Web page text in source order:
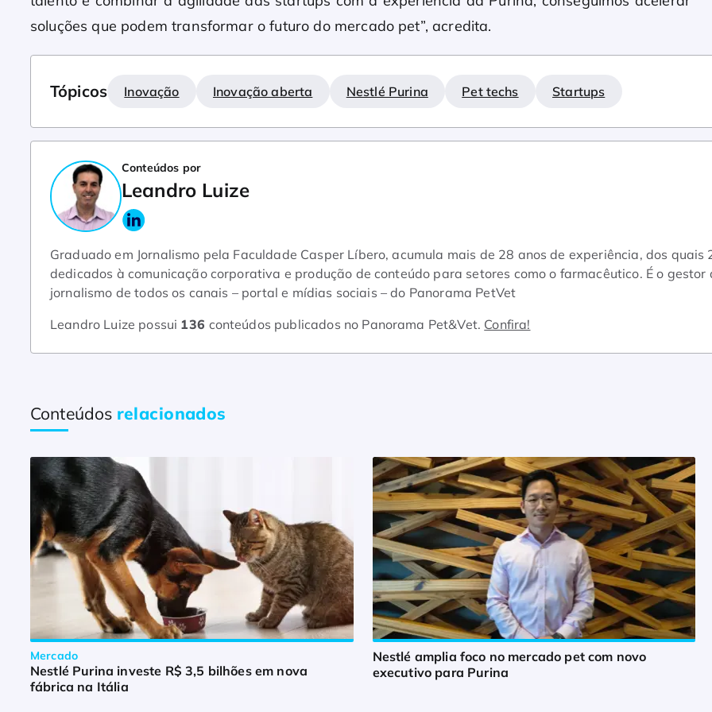
soluções que podem transformar o futuro do mercado pet”, acredita.
Tópicos Inovação Inovação aberta Nestlé Purina Pet techs Startups
Conteúdos por
Leandro Luize
Graduado em Jornalismo pela Faculdade Casper Líbero, acumula mais de 28 anos de experiência, dos quais
dedicados à comunicação corporativa e produção de conteúdo para setores como o farmacêutico. É o gestor
jornalismo de todos os canais – portal e mídias sociais – do Panorama PetVet
Leandro Luize possui 136 conteúdos publicados no Panorama Pet&Vet. Confira!
Conteúdos relacionados
Mercado
Nestlé Purina investe R$ 3,5 bilhões em nova
fábrica na Itália
Nestlé amplia foco no mercado pet com novo
executivo para Purina